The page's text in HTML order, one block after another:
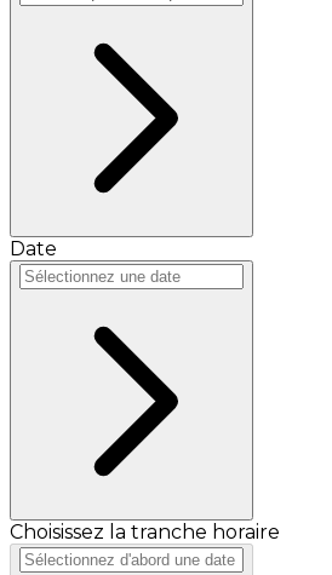
Date
Choisissez la tranche horaire